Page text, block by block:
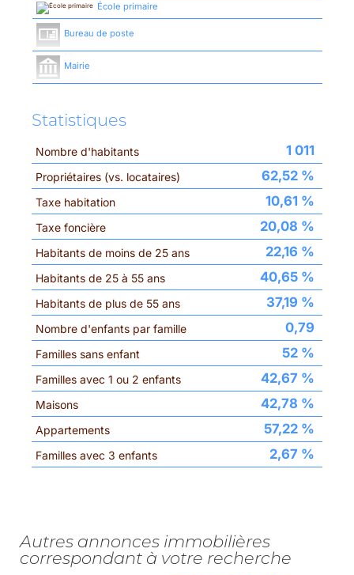
École primaire
Bureau de poste
Mairie
Statistiques
Nombre d'habitants 1 011
Propriétaires (vs. locataires) 62,52 %
Taxe habitation 10,61 %
Taxe foncière 20,08 %
Habitants de moins de 25 ans 22,16 %
Habitants de 25 à 55 ans 40,65 %
Habitants de plus de 55 ans 37,19 %
Nombre d'enfants par famille 0,79
Familles sans enfant 52 %
Familles avec 1 ou 2 enfants 42,67 %
Maisons 42,78 %
Appartements 57,22 %
Familles avec 3 enfants 2,67 %
autres annonces immobilières
correspondant à votre recherche